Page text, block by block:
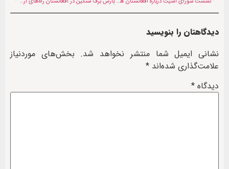
دیدگاهتان را بنویسید
نشانی ایمیل شما منتشر نخواهد شد. بخش‌های موردنیاز
علامت‌گذاری شده‌اند *
دیدگاه *